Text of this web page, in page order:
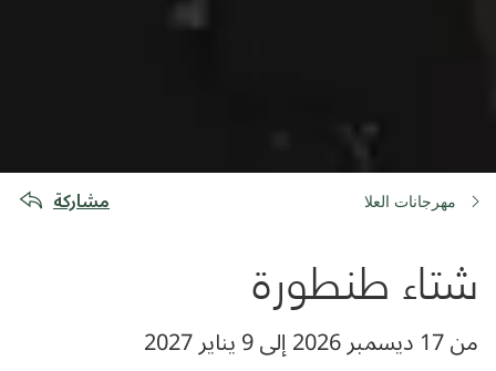
مهرجانات العلا مشاركة
شتاء طنطورة
من 17 ديسمبر 2026 إلى 9 يناير 2027